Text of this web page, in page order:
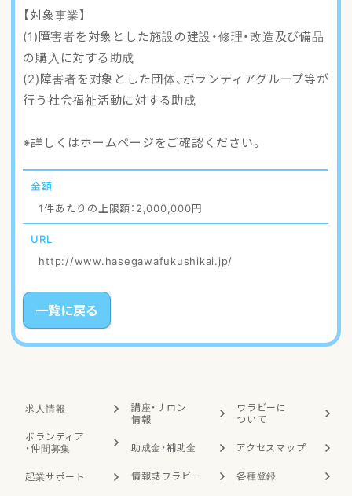
【対象事業】
(1)障害者を対象とした施設の建設・修理・改造及び備品
の購入に対する助成
(2)障害者を対象とした団体、ボランティアグループ等が
行う社会福祉活動に対する助成
※詳しくはホームページをご確認ください。
金額
1件あたりの上限額：2,000,000円
URL
http://www.hasegawafukushikai.jp/
一覧に戻る
求人情報
ボランティア
・仲間募集
起業サポート
講座・サロン
情報
助成金・補助金
情報誌ワラビー
ワラビーに
ついて
アクセスマップ
各種登録